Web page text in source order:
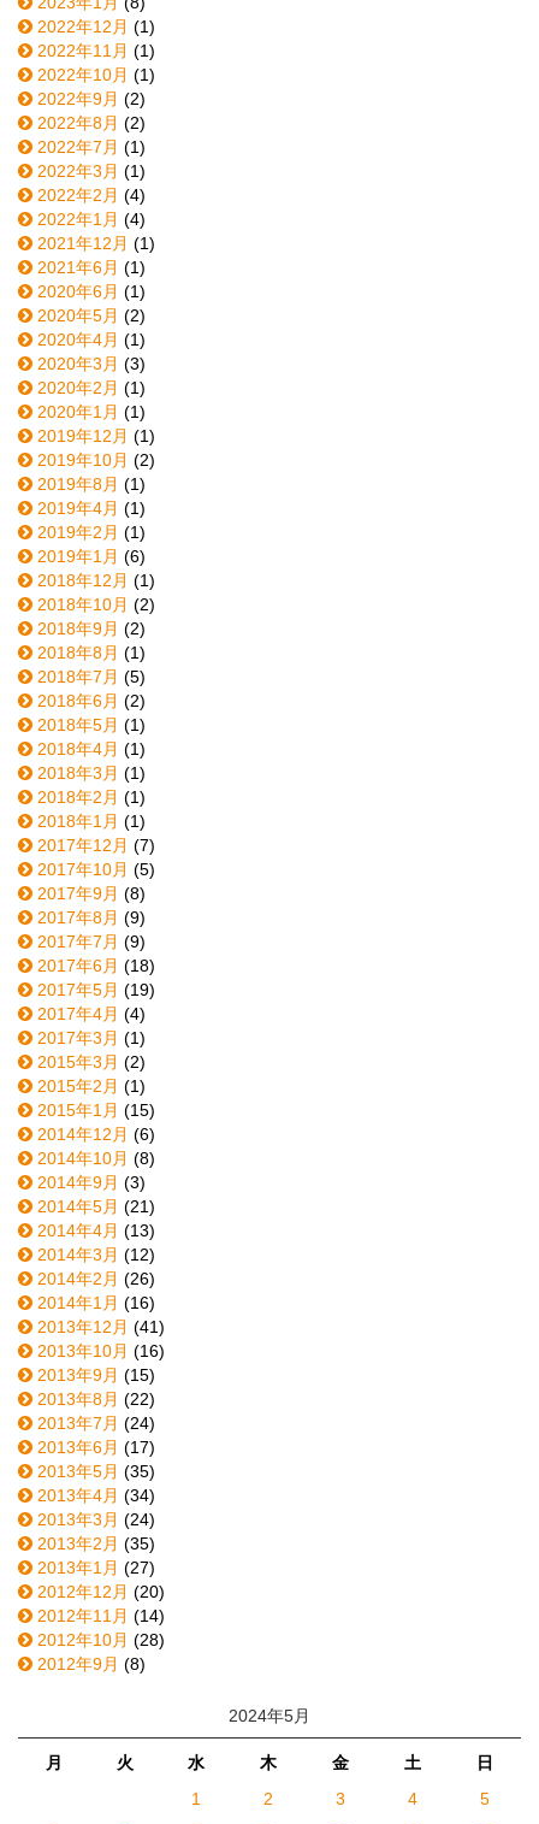
2022年12月 (1)
2022年11月 (1)
2022年10月 (1)
2022年9月 (2)
2022年8月 (2)
2022年7月 (1)
2022年3月 (1)
2022年2月 (4)
2022年1月 (4)
2021年12月 (1)
2021年6月 (1)
2020年6月 (1)
2020年5月 (2)
2020年4月 (1)
2020年3月 (3)
2020年2月 (1)
2020年1月 (1)
2019年12月 (1)
2019年10月 (2)
2019年8月 (1)
2019年4月 (1)
2019年2月 (1)
2019年1月 (6)
2018年12月 (1)
2018年10月 (2)
2018年9月 (2)
2018年8月 (1)
2018年7月 (5)
2018年6月 (2)
2018年5月 (1)
2018年4月 (1)
2018年3月 (1)
2018年2月 (1)
2018年1月 (1)
2017年12月 (7)
2017年10月 (5)
2017年9月 (8)
2017年8月 (9)
2017年7月 (9)
2017年6月 (18)
2017年5月 (19)
2017年4月 (4)
2017年3月 (1)
2015年3月 (2)
2015年2月 (1)
2015年1月 (15)
2014年12月 (6)
2014年10月 (8)
2014年9月 (3)
2014年5月 (21)
2014年4月 (13)
2014年3月 (12)
2014年2月 (26)
2014年1月 (16)
2013年12月 (41)
2013年10月 (16)
2013年9月 (15)
2013年8月 (22)
2013年7月 (24)
2013年6月 (17)
2013年5月 (35)
2013年4月 (34)
2013年3月 (24)
2013年2月 (35)
2013年1月 (27)
2012年12月 (20)
2012年11月 (14)
2012年10月 (28)
2012年9月 (8)
2024年5月
月 火 水 木 金 土
日
1
2 3 4
5